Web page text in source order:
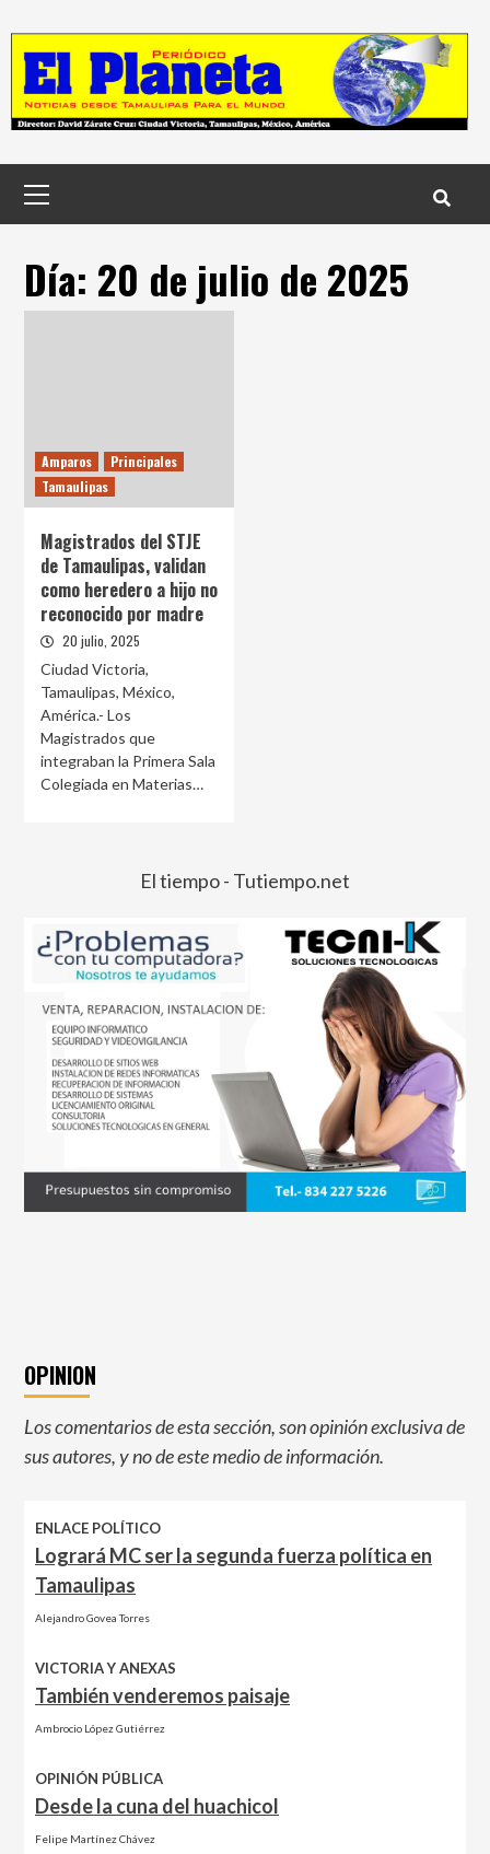
to
content
principal
Día: 20 de julio de 2025
Amparos
Principales
Tamaulipas
Magistrados del STJE
de Tamaulipas, validan
como heredero a hijo no
reconocido por madre
20 julio, 2025
Ciudad Victoria,
Tamaulipas, México,
América.- Los
Magistrados que
integraban la Primera Sala
Colegiada en Materias…
El tiempo - Tutiempo.net
OPINION
Los comentarios de esta sección, son opinión exclusiva de
sus autores, y no de este medio de información.
ENLACE POLÍTICO
Logrará MC ser la segunda fuerza política en
Tamaulipas
Alejandro Govea Torres
VICTORIA Y ANEXAS
También venderemos paisaje
Ambrocio López Gutiérrez
OPINIÓN PÚBLICA
Desde la cuna del huachicol
Felipe Martínez Chávez